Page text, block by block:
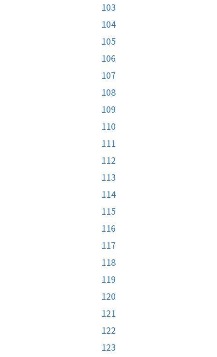
103
104
105
106
107
108
109
110
111
112
113
114
115
116
117
118
119
120
121
122
123